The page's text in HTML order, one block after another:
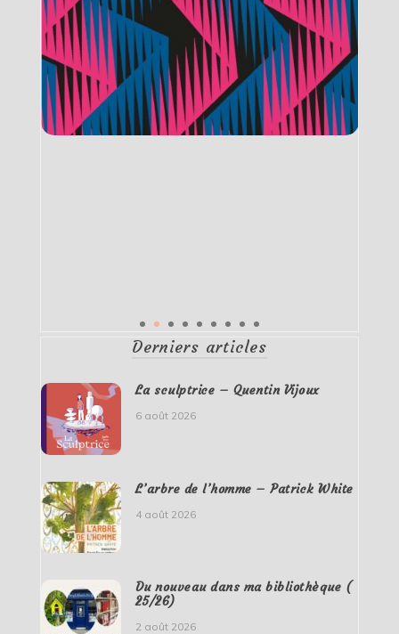
Derniers articles
La sculptrice – Quentin Vijoux
6 août 2026
L’arbre de l’homme – Patrick White
4 août 2026
Du nouveau dans ma bibliothèque (
25/26)
2 août 2026